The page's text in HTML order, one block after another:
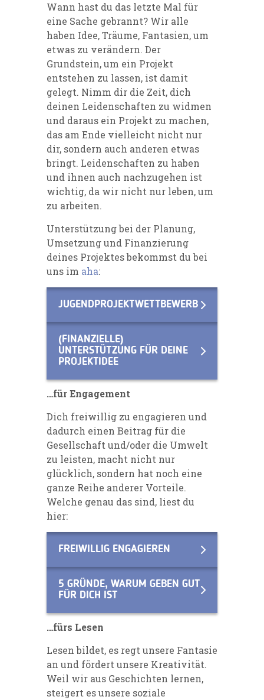
Wann hast du das letzte Mal für
eine Sache gebrannt? Wir alle
haben Idee, Träume, Fantasien, um
etwas zu verändern. Der
Grundstein, um ein Projekt
entstehen zu lassen, ist damit
gelegt. Nimm dir die Zeit, dich
deinen Leidenschaften zu widmen
und daraus ein Projekt zu machen,
das am Ende vielleicht nicht nur
dir, sondern auch anderen etwas
bringt. Leidenschaften zu haben
und ihnen auch nachzugehen ist
wichtig, da wir nicht nur leben, um
zu arbeiten.
Unterstützung bei der Planung,
Umsetzung und Finanzierung
deines Projektes bekommst du bei
uns im aha:
JUGENDPROJEKTWETTBEWERB
(FINANZIELLE)
UNTERSTÜTZUNG FÜR DEINE
PROJEKTIDEE
…für Engagement
Dich freiwillig zu engagieren und
dadurch einen Beitrag für die
Gesellschaft und/oder die Umwelt
zu leisten, macht nicht nur
glücklich, sondern hat noch eine
ganze Reihe anderer Vorteile.
Welche genau das sind, liest du
hier:
FREIWILLIG ENGAGIEREN
5 GRÜNDE, WARUM GEBEN GUT
FÜR DICH IST
…fürs Lesen
Lesen bildet, es regt unsere Fantasie
an und fördert unsere Kreativität.
Weil wir aus Geschichten lernen,
steigert es unsere soziale